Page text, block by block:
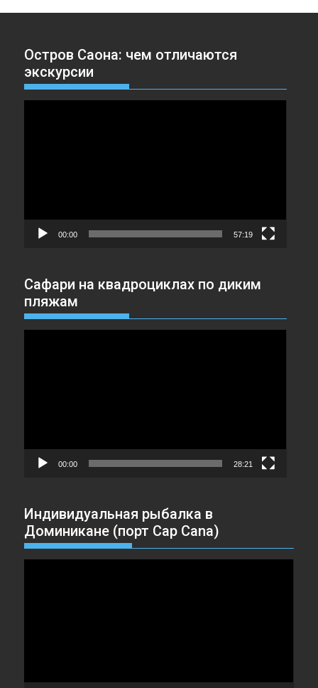
Остров Саона: чем отличаются
экскурсии
00:00 57:19
Сафари на квадроциклах по диким
пляжам
00:00 28:21
Индивидуальная рыбалка в
Доминикане (порт Cap Cana)